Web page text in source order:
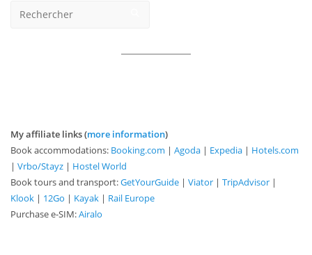
My affiliate links (more information)
Book accommodations: Booking.com | Agoda | Expedia | Hotels.com
| Vrbo/Stayz | Hostel World
Book tours and transport:GetYourGuide | Viator | TripAdvisor |
Klook | 12Go | Kayak | Rail Europe
Purchase e-SIM:Airalo